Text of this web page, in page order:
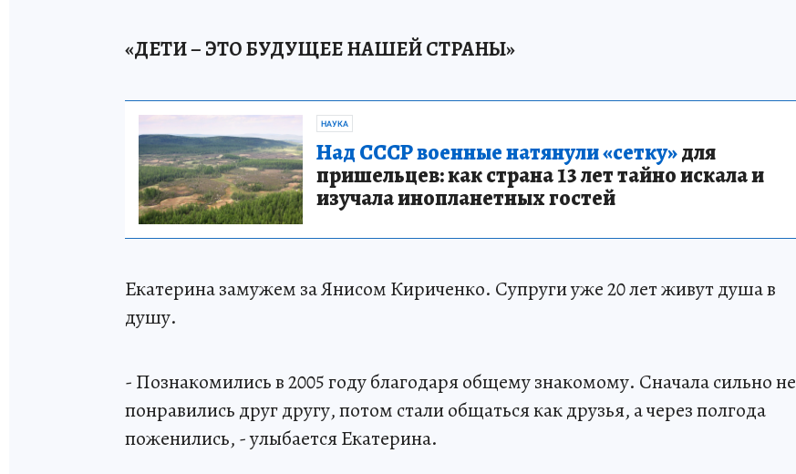
«ДЕТИ – ЭТО БУДУЩЕЕ НАШЕЙ СТРАНЫ»
НАУКА
Над СССР военные натянули «сетку»для
пришельцев: как страна 13 лет тайно искала и
изучала инопланетных гостей
Екатерина замужем за Янисом Кириченко. Супруги уже 20 лет живут душа в
душу.
- Познакомились в 2005 году благодаря общему знакомому. Сначала сильно не
понравились друг другу, потом стали общаться как друзья, а через полгода
поженились, - улыбается Екатерина.